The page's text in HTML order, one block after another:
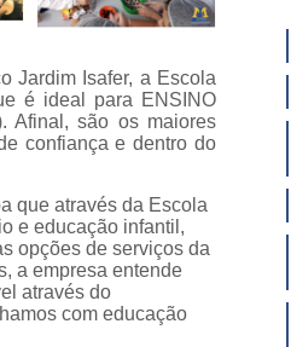
Jardim Isafer, a Escola
é ideal para ENSINO
Afinal, são os maiores
confiança e dentro do
que através da Escola
e educação infantil,
opções de serviços da
a empresa entende
através do
com educação